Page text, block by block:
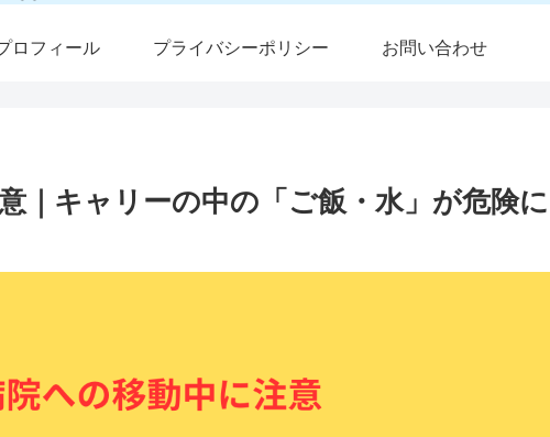
ロフィール プライバシーポリシー お問い合わせ
｜キャリーの中の「ご飯・水」が危険に